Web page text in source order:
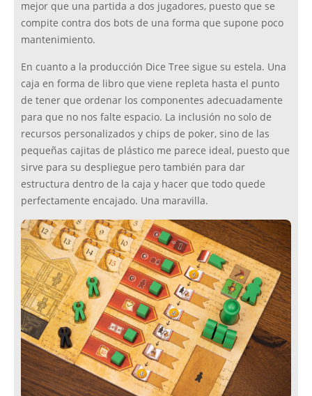
mejor que una partida a dos jugadores, puesto que se
compite contra dos bots de una forma que supone poco
mantenimiento.
En cuanto a la producción Dice Tree sigue su estela. Una
caja en forma de libro que viene repleta hasta el punto
de tener que ordenar los componentes adecuadamente
para que no nos falte espacio. La inclusión no solo de
recursos personalizados y chips de poker, sino de las
pequeñas cajitas de plástico me parece ideal, puesto que
sirve para su despliegue pero también para dar
estructura dentro de la caja y hacer que todo quede
perfectamente encajado. Una maravilla.